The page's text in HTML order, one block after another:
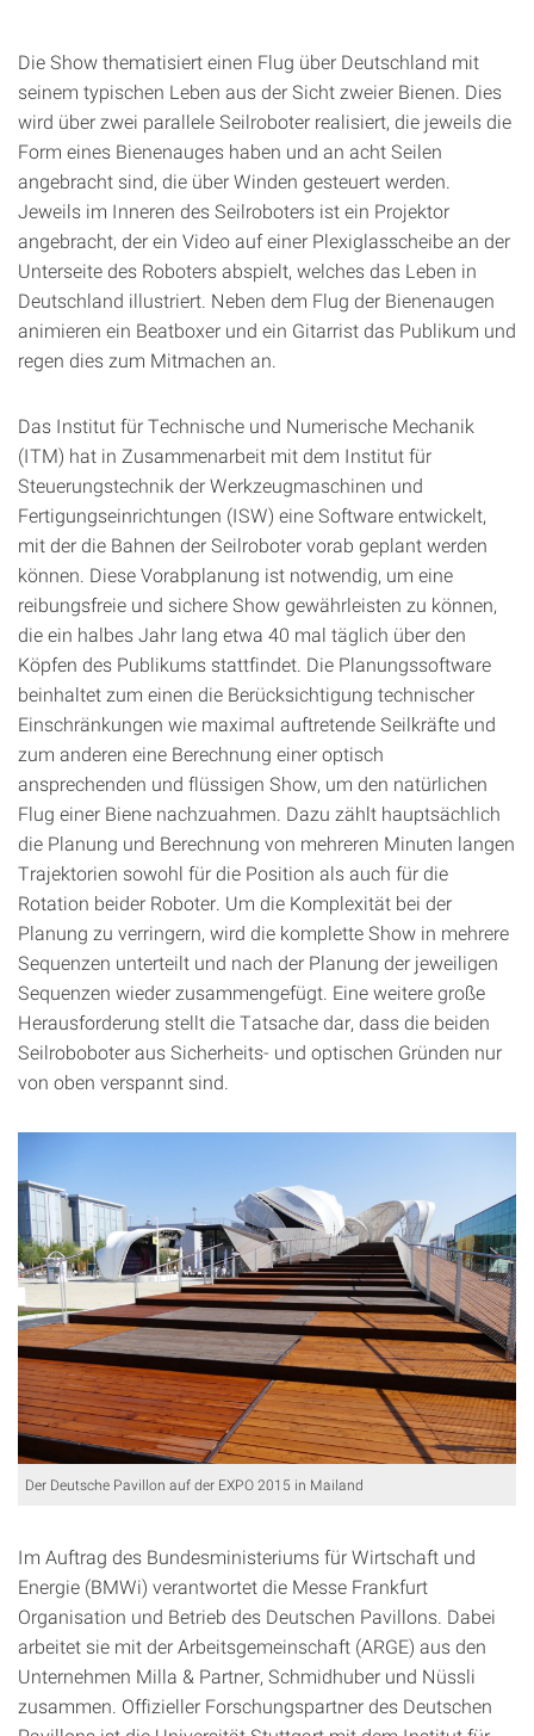
Die Show thematisiert einen Flug über Deutschland mit
seinem typischen Leben aus der Sicht zweier Bienen. Dies
wird über zwei parallele Seilroboter realisiert, die jeweils die
Form eines Bienenauges haben und an acht Seilen
angebracht sind, die über Winden gesteuert werden.
Jeweils im Inneren des Seilroboters ist ein Projektor
angebracht, der ein Video auf einer Plexiglasscheibe an der
Unterseite des Roboters abspielt, welches das Leben in
Deutschland illustriert. Neben dem Flug der Bienenaugen
animieren ein Beatboxer und ein Gitarrist das Publikum und
regen dies zum Mitmachen an.
Das Institut für Technische und Numerische Mechanik
(ITM) hat in Zusammenarbeit mit dem Institut für
Steuerungstechnik der Werkzeugmaschinen und
Fertigungseinrichtungen (ISW) eine Software entwickelt,
mit der die Bahnen der Seilroboter vorab geplant werden
können. Diese Vorabplanung ist notwendig, um eine
reibungsfreie und sichere Show gewährleisten zu können,
die ein halbes Jahr lang etwa 40 mal täglich über den
Köpfen des Publikums stattfindet. Die Planungssoftware
beinhaltet zum einen die Berücksichtigung technischer
Einschränkungen wie maximal auftretende Seilkräfte und
zum anderen eine Berechnung einer optisch
ansprechenden und flüssigen Show, um den natürlichen
Flug einer Biene nachzuahmen. Dazu zählt hauptsächlich
die Planung und Berechnung von mehreren Minuten langen
Trajektorien sowohl für die Position als auch für die
Rotation beider Roboter. Um die Komplexität bei der
Planung zu verringern, wird die komplette Show in mehrere
Sequenzen unterteilt und nach der Planung der jeweiligen
Sequenzen wieder zusammengefügt. Eine weitere große
Herausforderung stellt die Tatsache dar, dass die beiden
Seilroboboter aus Sicherheits- und optischen Gründen nur
von oben verspannt sind.
Der Deutsche Pavillon auf der EXPO 2015 in Mailand
Im Auftrag des Bundesministeriums für Wirtschaft und
Energie (BMWi) verantwortet die Messe Frankfurt
Organisation und Betrieb des Deutschen Pavillons. Dabei
arbeitet sie mit der Arbeitsgemeinschaft (ARGE) aus den
Unternehmen Milla & Partner, Schmidhuber und Nüssli
zusammen. Offizieller Forschungspartner des Deutschen